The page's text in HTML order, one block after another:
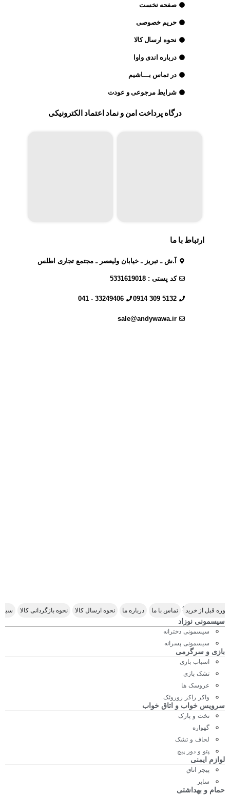
صفحه نخست
حریم خصوصی
نحوه ارسال کالا
درباره اندی واوا
در تماس بـــاشیم
شرایط مرجوعی و عودت
درگاه پرداخت امن و نماد اعتماد الکترونیکی
ارتباط با ما
آ.ش ـ تبریز ـ خیابان ولیعصر ـ مجتمع تجاری اطلس
کد پستی : 5331619018
5132 309 0914
33249406 - 041
sale@andywawa.ir
Scroll Right
قبل از خرید تماس با ما درباره ما نحوه ارسال کالا نحوه بازگردانی کالا
سیسمونی نوزاد
سیسمونی دخترانه
سیسمونی پسرانه
بازی و سرگرمی
اسباب بازی
تشک بازی
عروسک ها
واکر راکر روروئک
سرویس خواب و اتاق خواب
تخت و پارک
گهواره
لحاف و تشک
پتو و دور پیچ
لوازم ایمنی
پیجر اتاق
سایر
حمام و بهداشتی